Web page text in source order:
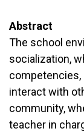
Abstract
The school
socialization,
competencies,
interact with
community,
teacher in